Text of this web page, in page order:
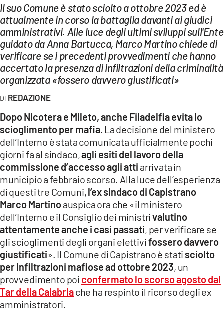
LAC ONAIR
LaC
Network
LACPLAY.IT
LACONAIR.IT
LACITYMAG.IT
ILREGGINO.IT
COSENZACHANNEL.IT
ILVIBONESE.IT
CATANZAROCHANNEL.IT
LACAPITALENEWS.IT
App
ANDROID
APPLE
Il suo Comune è stato sciolto a ottobre 2023 ed è
attualmente in corso la battaglia davanti ai giudici
amministrativi. Alle luce degli ultimi sviluppi sull'Ente
guidato da Anna Bartucca, Marco Martino chiede di
verificare se i precedenti provvedimenti che hanno
accertato la presenza di infiltrazioni della criminalità
organizzata «fossero davvero giustificati»
REDAZIONE
Dopo Nicotera e Mileto, anche Filadelfia evita lo
scioglimento per mafia. La decisione del ministero
dell’Interno è stata comunicata ufficialmente pochi
giorni fa al sindaco,agli esiti del lavoro della
commissione d’accesso agli atti arrivata in
municipio a febbraio scorso. Alla luce dell’esperienza
di questi tre Comuni,l’ex sindaco di Capistrano
Marco Martinoauspica ora che «il ministero
dell’Interno e il Consiglio dei ministrivalutino
attentamente anche i casi passati, per verificare se
gli scioglimenti degli organi elettivifossero davvero
giustificati». Il Comune di Capistrano è stati sciolto
per infiltrazioni mafiose ad ottobre 2023, un
provvedimento poi confermato lo scorso agosto dal
Tar della Calabriache ha respinto il ricorso degli ex
amministratori.